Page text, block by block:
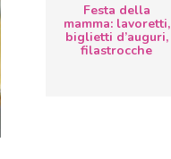
Festa della
mamma: lavoretti,
biglietti d’auguri,
filastrocche